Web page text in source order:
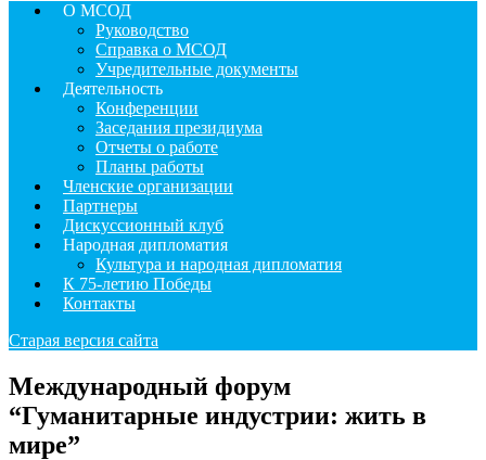
О МСОД
Руководство
Справка о МСОД
Учредительные документы
Деятельность
Конференции
Заседания президиума
Отчеты о работе
Планы работы
Членские организации
Партнеры
Дискуссионный клуб
Народная дипломатия
Культура и народная дипломатия
К 75-летию Победы
Контакты
Старая версия сайта
Международный форум
“Гуманитарные индустрии: жить в
мире”